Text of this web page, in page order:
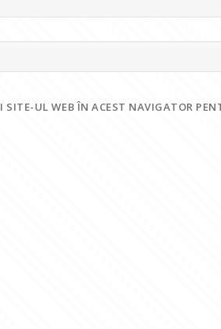
UL WEB ÎN ACEST NAVIGATOR